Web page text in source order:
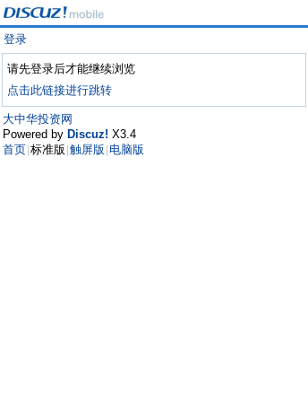
登录
请先登录后才能继续浏览
点击此链接进行跳转
大中华投资网
Powered by Discuz! X3.4
首页 标准版 触屏版 电脑版